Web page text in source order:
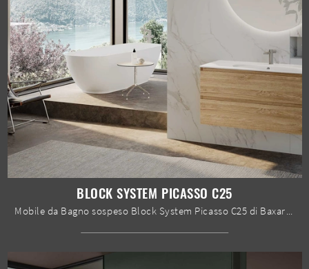
BLOCK SYSTEM PICASSO C25
Mobile da Bagno sospeso Block System Picasso C25 di Baxar: clicca e ottieni informazioni su mobili bagno sospesi in legno e elementi accessori ...